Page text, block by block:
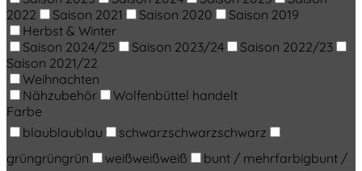
2022
Saison 2021 Saison 2020
Saison 2019
Herbst & Winter
Saison 2024/25
Saison 2023/24
Saison 2022/23
Saison 2021/22
Weihnachten
Nähzubehör
Wolfenbüttel handelt
Farbe
blaublaublau schwarzschwarzschwarz
grüngrüngrün weißweißweiß bunt / mehrfarbigbunt /